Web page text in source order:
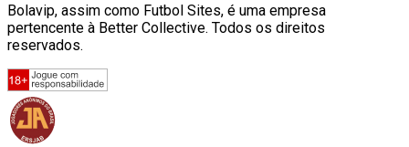
Bolavip, assim como Futbol Sites, é uma empresa
pertencente à Better Collective. Todos os direitos
reservados.